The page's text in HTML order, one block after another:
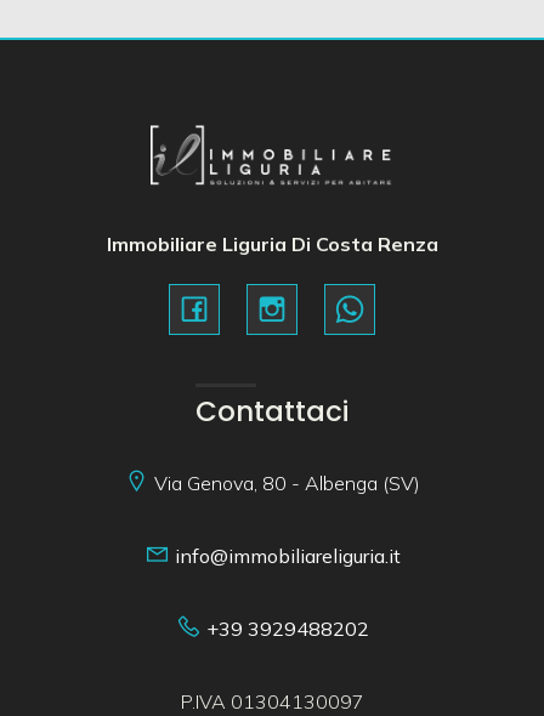
Immobiliare Liguria Di Costa Renza
Contattaci
Via Genova, 80 - Albenga (SV)
info@immobiliareliguria.it
+39 3929488202
P.IVA 01304130097